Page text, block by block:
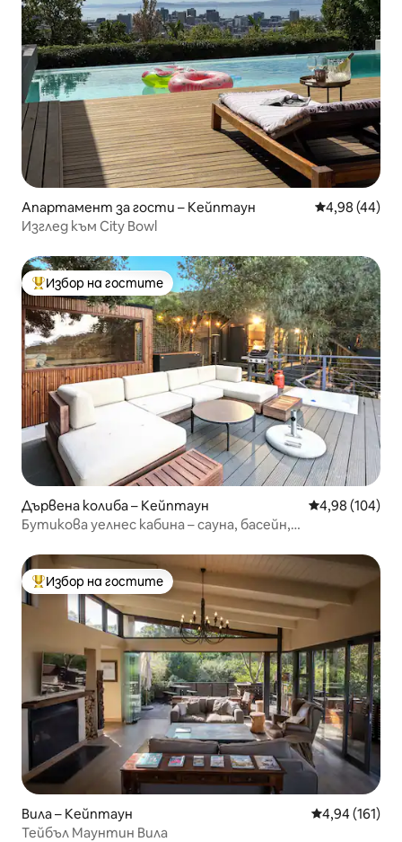
Апартамент за гости – Кейптаун Средна
4,98 (44)
Изглед към City Bowl
Най-популярен избор на гостите
Избор на гостите
Дървена колиба – Кейптаун Средна
4,98 (104)
Бутикова уелнес кабина – сауна, басейн,
Най-популярен избор на гостите
Избор на гостите
Вила – Кейптаун Средна
4,94 (161)
Тейбъл Маунтин Вила